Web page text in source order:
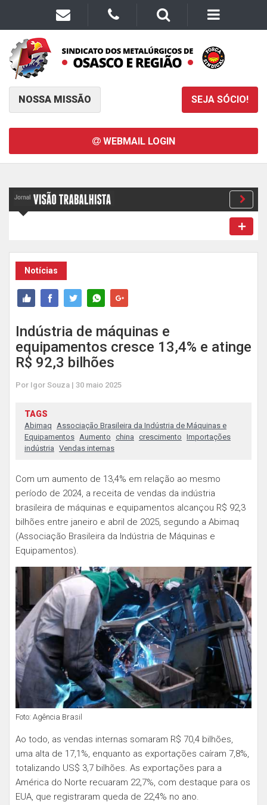
NOSSA MISSÃO SEJA SÓCIO!
WEBMAIL LOGIN
Notícias
Indústria de máquinas e
equipamentos cresce 13,4% e atinge
R$ 92,3 bilhões
Por Igor Souza | 30 maio 2025
TAGS
Abimaq Associação Brasileira da Indústria de Máquinas e
Equipamentos Aumento china crescimento Importações
indústria Vendas internas
Com um aumento de 13,4% em relação ao mesmo
período de 2024, a receita de vendas da indústria
brasileira de máquinas e equipamentos alcançou R$ 92,3
bilhões entre janeiro e abril de 2025, segundo a Abimaq
(Associação Brasileira da Indústria de Máquinas e
Equipamentos).
Foto: Agência Brasil
Ao todo, as vendas internas somaram R$ 70,4 bilhões,
uma alta de 17,1%, enquanto as exportações caíram 7,8%,
totalizando US$ 3,7 bilhões. As exportações para a
América do Norte recuaram 22,7%, com destaque para os
EUA, que registraram queda de 22,4% no ano.